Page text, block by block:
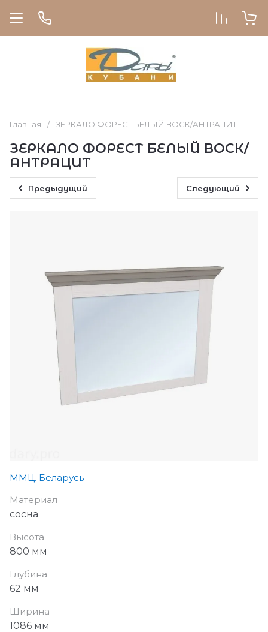
Главная / ЗЕРКАЛО ФОРЕСТ БЕЛЫЙ ВОСК/АНТРАЦИТ
ЗЕРКАЛО ФОРЕСТ БЕЛЫЙ ВОСК/
АНТРАЦИТ
Предыдущий Следующий
ММЦ. Беларусь
Материал
сосна
Высота
800 мм
Глубина
62 мм
Ширина
1086 мм